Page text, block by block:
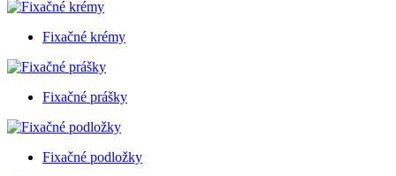
Fixačné krémy
Fixačné prášky
Fixačné podložky